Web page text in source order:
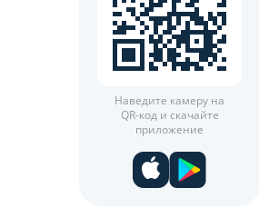
Наведите камеру на
QR-код и скачайте
приложение